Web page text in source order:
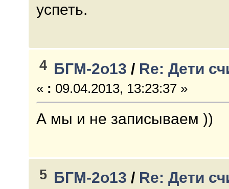
успеть.
4 БГМ-2о13 / Re: Дети
« : 09.04.2013, 13:23:37 »
А мы и не записываем ))
5 БГМ-2о13 / Re: Дети